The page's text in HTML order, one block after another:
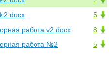
5
8
работа v2.docx
5
работа №2